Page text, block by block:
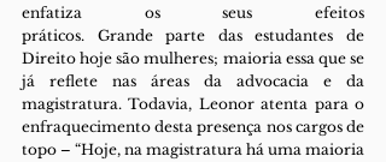
enfatiza os seus efeitos
práticos. Grande parte das estudantes de
Direito hoje são mulheres; maioria essa que se
já reflete nas áreas da advocacia e da
magistratura. Todavia, Leonor atenta para o
enfraquecimento desta presença nos cargos de
topo – “Hoje, na magistratura há uma maioria